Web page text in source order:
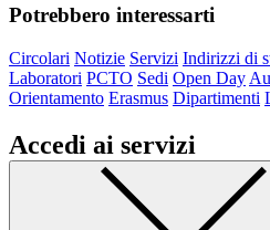
Potrebbero interessarti
Circolari Notizie Servizi Indirizzi di
Laboratori PCTO Sedi Open Day
Orientamento Erasmus Dipartimenti
Accedi ai servizi